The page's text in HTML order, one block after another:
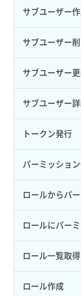
サブユーザー
サブユーザー
サブユーザー
サブユーザー
トークン発行
パーミッショ
ロールからパ
ロールにパー
ロール一覧取得
ロール作成